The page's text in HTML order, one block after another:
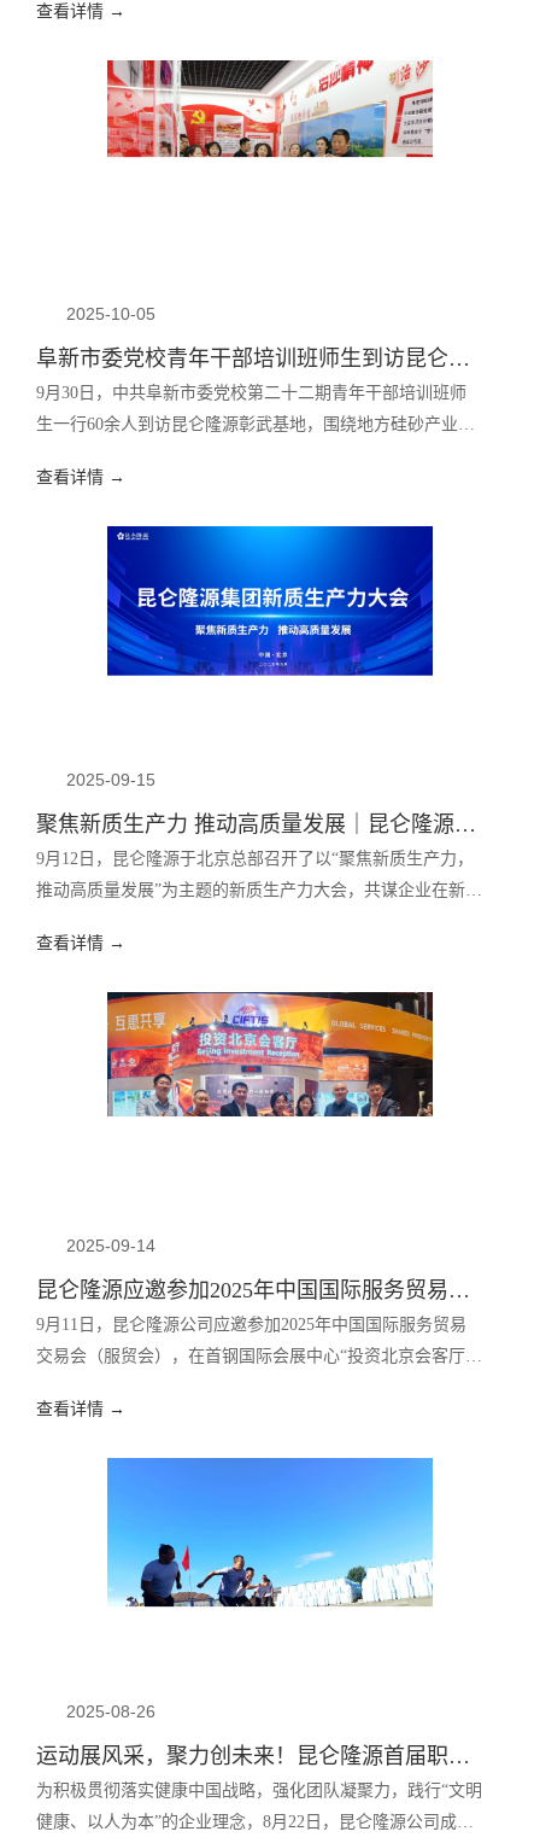
查看详情 →
2025-10-05
阜新市委党校青年干部培训班师生到访昆仑隆源彰武基地
9月30日，中共阜新市委党校第二十二期青年干部培训班师
生一行60余人到访昆仑隆源彰武基地，围绕地方硅砂产业发
查看详情 →
2025-09-15
聚焦新质生产力 推动高质量发展｜昆仑隆源成功召开新质生产力大会
9月12日，昆仑隆源于北京总部召开了以“聚焦新质生产力，
推动高质量发展”为主题的新质生产力大会，共谋企业在新质
查看详情 →
2025-09-14
昆仑隆源应邀参加2025年中国国际服务贸易交易会
9月11日，昆仑隆源公司应邀参加2025年中国国际服务贸易
交易会（服贸会），在首钢国际会展中心“投资北京会客厅”
中心主任陈巴黎与昆仑隆源、中意财险等企业负责人进行会
查看详情 →
2025-08-26
运动展风采，聚力创未来！昆仑隆源首届职工运动会圆满举行
为积极贯彻落实健康中国战略，强化团队凝聚力，践行“文明
健康、以人为本”的企业理念，8月22日，昆仑隆源公司成功